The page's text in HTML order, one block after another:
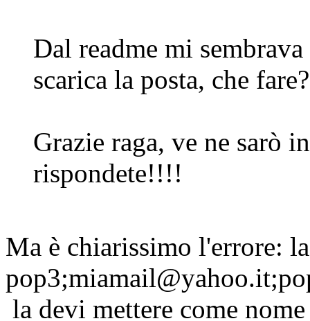
Dal readme mi
scarica la posta, che fare?
Grazie raga, ve ne sarò
rispondete!!!!
Ma è chiarissimo l'errore:
la devi mettere come